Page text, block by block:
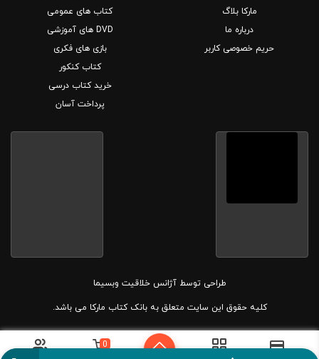
مارکا بلاگ
درباره ما
حریم خصوصی کاربر
کتاب های عمومی
DVD های آموزشی
بازی های فکری
کتاب کنکور
خرید کتاب درسی
پرداخت آسان
طراحی توسطآژانس خلاقیت وبسیما
کلیه حقوق این سایت متعلق به بانک کتاب مارکا می باشد.
0